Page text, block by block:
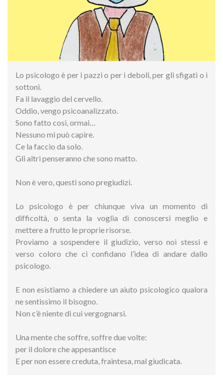
Lo psicologo è per i pazzi o per i deboli, per gli sfigati o i
sottoni.
Fa il lavaggio del cervello.
Oddio, vengo psicoanalizzato.
Sono fatto così, ormai…
Nessuno mi può capire.
Ce la faccio da solo.
Gli altri penseranno che sono matto.
Non è vero, questi sono pregiudizi.
Lo psicologo è per chiunque viva un momento di
difficoltà, o senta la voglia di conoscersi meglio e
mettere a frutto le proprie risorse.
Proviamo a sospendere il giudizio, verso noi stessi e
verso coloro che ci confidano l’idea di andare dallo
psicologo.
E non esistiamo a chiedere un aiuto psicologico qualora
ne sentissimo il bisogno.
Non c’è niente di cui vergognarsi.
Una mente che soffre, soffre due volte:
per il dolore che appesantisce
E per non essere creduta, fraintesa, mal giudicata.